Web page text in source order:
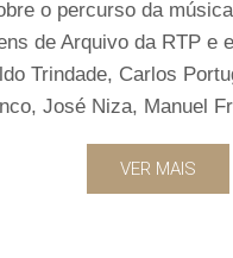
o percurso da
de Arquivo da RTP
Trindade, Carlos
José Niza, Manuel
VER MAIS